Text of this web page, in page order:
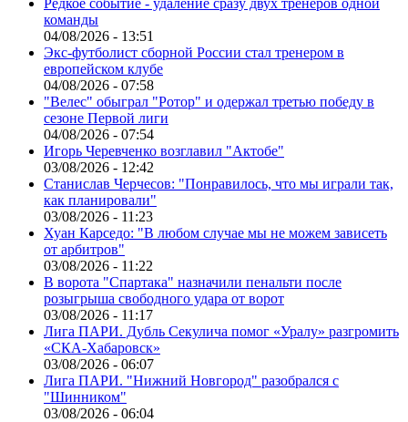
команды
04/08/2026 - 13:51
Экс-футболист сборной России стал тренером в
европейском клубе
04/08/2026 - 07:58
"Велес" обыграл "Ротор" и одержал третью победу в
сезоне Первой лиги
04/08/2026 - 07:54
Игорь Черевченко возглавил "Актобе"
03/08/2026 - 12:42
Станислав Черчесов: "Понравилось, что мы играли так,
как планировали"
03/08/2026 - 11:23
Хуан Карседо: "В любом случае мы не можем зависеть
от арбитров"
03/08/2026 - 11:22
В ворота "Спартака" назначили пенальти после
розыгрыша свободного удара от ворот
03/08/2026 - 11:17
Лига ПАРИ. Дубль Секулича помог «Уралу» разгромить
«СКА-Хабаровск»
03/08/2026 - 06:07
Лига ПАРИ. "Нижний Новгород" разобрался с
"Шинником"
03/08/2026 - 06:04